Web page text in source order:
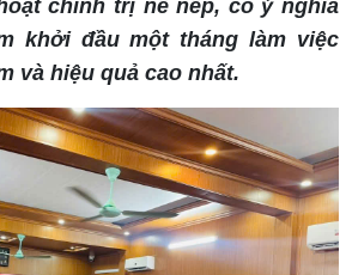
chính trị nề nếp, có ý nghĩa
khởi đầu một tháng làm việc
và hiệu quả cao nhất.